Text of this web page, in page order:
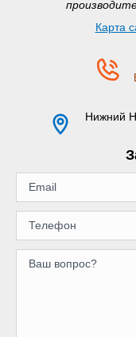
Карта
Нижний